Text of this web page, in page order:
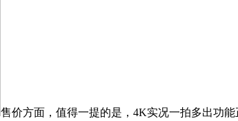
售价方面，值得一提的是，4K实况一拍多出功能